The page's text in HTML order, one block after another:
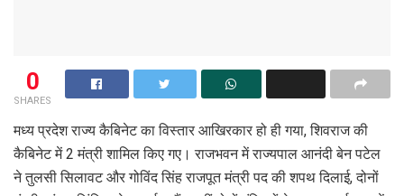
0
SHARES
मध्य प्रदेश राज्य कैबिनेट का विस्तार आखिरकार हो ही गया, शिवराज की
कैबिनेट में 2 मंत्री शामिल किए गए। राजभवन में राज्यपाल आनंदी बेन पटेल
ने तुलसी सिलावट और गोविंद सिंह राजपूत मंत्री पद की शपथ दिलाई, दोनों